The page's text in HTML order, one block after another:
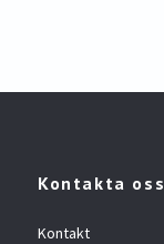
Kontakta oss
Kontakt